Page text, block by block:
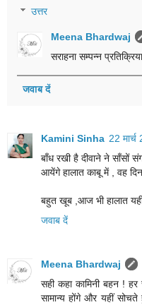
उत्तर
Meena Bhardwaj
सराहना सम्पन्न
जवाब दें
Kamini Sinha 22
बाँध रखी है दीवाने ने साँसों
आयेंगे हालात काबू में , वह
बहुत खूब ,आज भी हालात
जवाब दें
Meena Bhardwaj
सही कहा कामिनी बहन !
सामान्य होंगे और यहीं